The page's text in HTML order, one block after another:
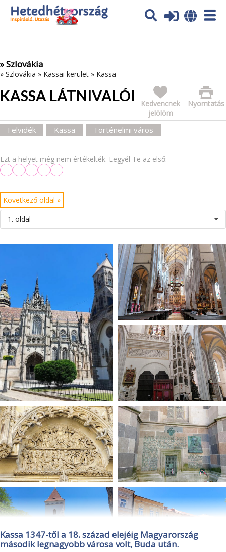
Az oldal sütiket (cookies) használ. További tájékoztatás itt:
Adatvédelmi tájékoztató
» Szlovákia
» Szlovákia » Kassai kerület » Kassa
KASSA LÁTNIVALÓI Nyomtatás
Kedvencnek
jelölöm
Felvidék Kassa Történelmi város
Ezt a helyet még nem értékelték. Legyél Te az első:
Következő oldal »
1. oldal
Kassa 1347-től a 18. század elejéig Magyarország
második legnagyobb városa volt, Buda után.